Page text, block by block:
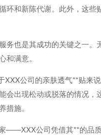
环和新陈代谢。此外，这
务也是其成功的关键之一
和满意。
XXX公司的亲肤透气**贴来
会出现松动或脱落的情况
措施。
——XXX公司凭借其**的品